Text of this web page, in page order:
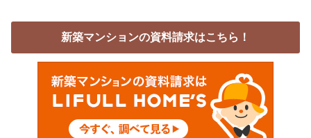
新築マンションの資料請求はこちら！